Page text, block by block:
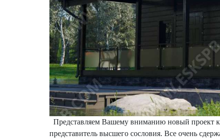
Представляем Вашему вниманию новый проект
представитель высшего сословия. Все очень